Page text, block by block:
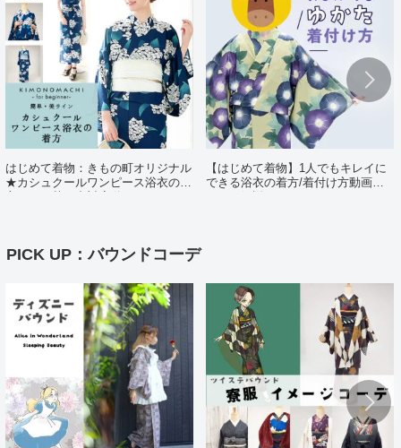
はじめて着物：きもの町オリジナル
★カシュクールワンピース浴衣の着
【はじめて着物】1人でもキレイに
できる浴衣の着方/着付け方動画ポ
PICK UP：バウンドコーデ